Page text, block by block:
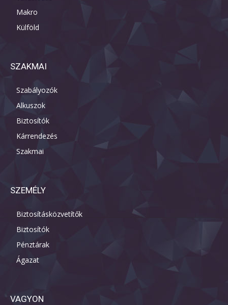
Makro
Külföld
SZAKMAI
Szabályozók
Alkuszok
Biztosítók
Kárrendezés
Szakmai
SZEMÉLY
Biztosításközvetítők
Biztosítók
Pénztárak
Ágazat
VAGYON